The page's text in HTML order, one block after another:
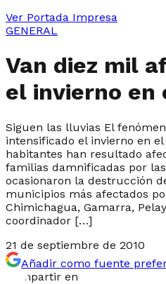
Ver Portada Impresa
GENERAL
Van diez mil
el invierno en
Siguen las lluvias El
intensificado el invierno en
habitantes han resultado
familias damnificadas por
ocasionaron la destrucción
municipios más afectados
Chimichagua, Gamarra,
coordinador […]
21 de septiembre de 2010
Añadir como fuente
Compartir en